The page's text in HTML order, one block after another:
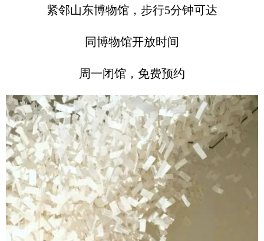
紧邻山东博物馆，步行5分钟可达
同博物馆开放时间
周一闭馆，免费预约